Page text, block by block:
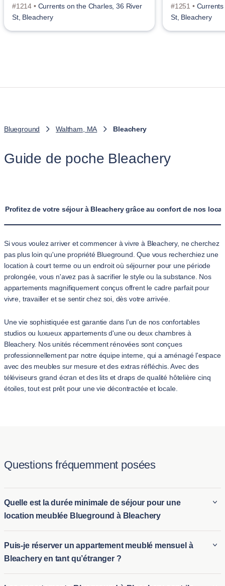
#1214 • Currents on the Charles, 36 River
St, Bleachery
#1251 •
St, Bleachery
Blueground Waltham, MA Bleachery
Guide de poche Bleachery
Profitez de votre séjour à Bleachery grâce au confort de nos
Si vous voulez arriver et commencer à vivre à Bleachery, ne cherchez
pas plus loin qu'une propriété Blueground. Que vous recherchiez une
location à court terme ou un endroit où séjourner pour une période
prolongée, vous n'avez pas à sacrifier le style ou la substance. Nos
appartements magnifiquement conçus offrent le cadre parfait pour
vivre, travailler et se sentir chez soi, dès votre arrivée.
Une vie sophistiquée est garantie dans l'un de nos confortables
studios ou luxueux appartements d'une ou deux chambres à
Bleachery. Nos unités récemment rénovées sont conçues
professionnellement par notre équipe interne, qui a aménagé l'espace
avec des meubles sur mesure et des extras réfléchis. Avec des
téléviseurs grand écran et des lits et draps de qualité hôtelière cinq
étoiles, tout est prêt pour une vie décontractée et locale.
Questions fréquemment posées
Quelle est la durée minimale de séjour pour une
location meublée Blueground à Bleachery
location à Bleachery avec Blueground est généralement de 30
nuit. Cela en fait une solution idéale pour les locations
meublées de longue durée à Bleachery, ainsi que pour
Puis-je réserver un appartement meublé mensuel à
Bleachery en tant qu’étranger ?